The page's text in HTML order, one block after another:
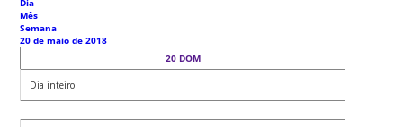
Mês
Semana
20 de maio de 2018
20 DOM
Dia inteiro